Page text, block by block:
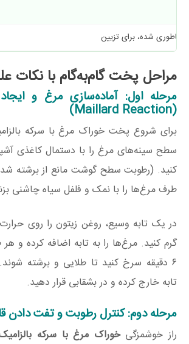
ساطوری شده، برای تزیین
مراحل پخت گام‌به‌گام با نکات
مرحله اول: آماده‌سازی مرغ و
(Maillard Reaction)
برای شروع پخت خوراک مرغ با سرکه
سطح سینه‌های مرغ را با دستمال کاغذی
کنید. (رطوبت سطح گوشت مانع از برشته
طرف مرغ‌ها را با نمک و فلفل سیاه چاشنی
در یک تابه وسیع، روغن زیتون را روی
۶ دقیقه سرخ کنید تا طلایی و برشته
تابه خارج کرده و در بشقابی قرار دهید.
مرحله دوم: کنترل رطوبت و تفت دادن
راز خوشمزگیخوراک مرغ با سرکه